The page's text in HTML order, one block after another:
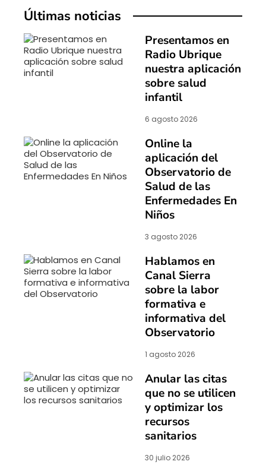
Últimas noticias
Presentamos en
Radio Ubrique
nuestra aplicación
sobre salud
infantil
6 agosto 2026
Online la
aplicación del
Observatorio de
Salud de las
Enfermedades En
Niños
3 agosto 2026
Hablamos en
Canal Sierra
sobre la labor
formativa e
informativa del
Observatorio
1 agosto 2026
Anular las citas
que no se utilicen
y optimizar los
recursos
sanitarios
30 julio 2026